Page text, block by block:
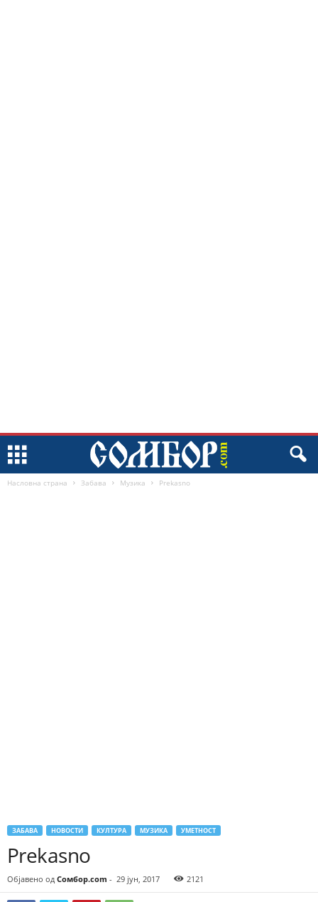
Насловна страна Забава Музика Prekasno
ЗАБАВА НОВОСТИ КУЛТУРА МУЗИКА УМЕТНОСТ
Prekasno
Објавено од Сомбор.com - 29 јун, 2017 2121